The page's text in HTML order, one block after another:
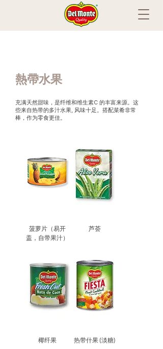
菠萝片（易开
盖，自带果汁）
芦荟
椰纤果 热带什果 (淡糖)
熱帶水果
充满天然甜味，是纤维和维生素C 的丰富来源。这
些来自热带的多汁水果, 风味十足。搭配菜肴非常
棒，作为零食更佳。